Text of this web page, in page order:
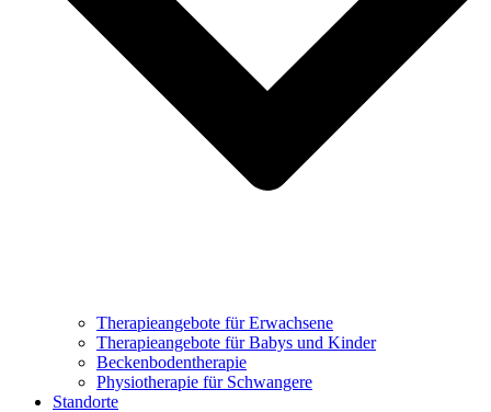
Therapieangebote für Erwachsene
Therapieangebote für Babys und Kinder
Beckenbodentherapie
Physiotherapie für Schwangere
Standorte